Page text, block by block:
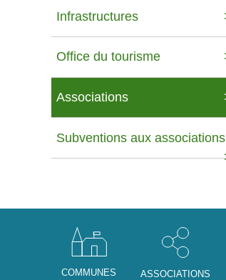
Infrastructures
Office du tourisme
Associations
Subventions aux associations
COMMUNES ASSOCIATIONS